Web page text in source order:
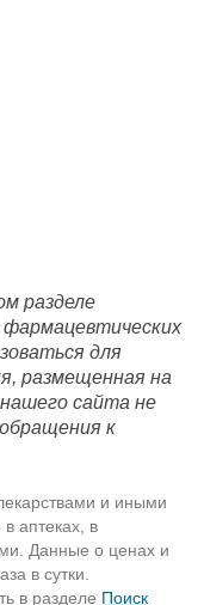
разделе
фармацевтических
для
размещенная на
сайта не
к
и иными
аптеках, в
Данные о ценах и
в сутки.
в разделе Поиск